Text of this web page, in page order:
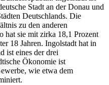
Stadt an der Donau und
Deutschlands. Die
zu den anderen
hat sie mit zirka 18,1 Prozent
18 Jahren. Ingolstadt hat in
ist eines der drei
Ökonomie ist
wie etwa dem